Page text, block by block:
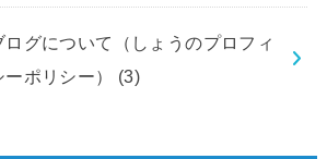
ログについて（しょうのプロフィ
ポリシー） (3)